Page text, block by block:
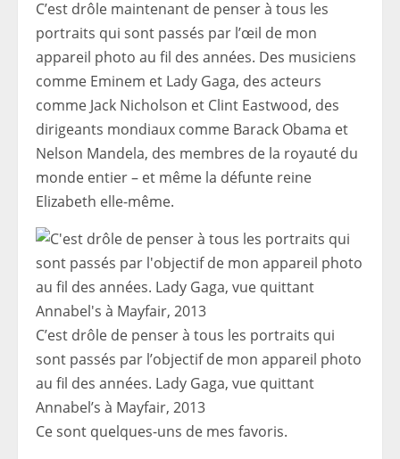
C’est drôle maintenant de penser à tous les
portraits qui sont passés par l’œil de mon
appareil photo au fil des années. Des musiciens
comme Eminem et Lady Gaga, des acteurs
comme Jack Nicholson et Clint Eastwood, des
dirigeants mondiaux comme Barack Obama et
Nelson Mandela, des membres de la royauté du
monde entier – et même la défunte reine
Elizabeth elle-même.
C’est drôle de penser à tous les portraits qui
sont passés par l’objectif de mon appareil photo
au fil des années. Lady Gaga, vue quittant
Annabel’s à Mayfair, 2013
Ce sont quelques-uns de mes favoris.